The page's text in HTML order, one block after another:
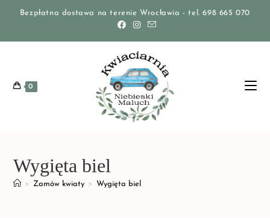
Bezpłatna dostawa na terenie Wrocławia - tel. 698 665 070
0
Wygięta biel
> Zamów kwiaty > Wygięta biel